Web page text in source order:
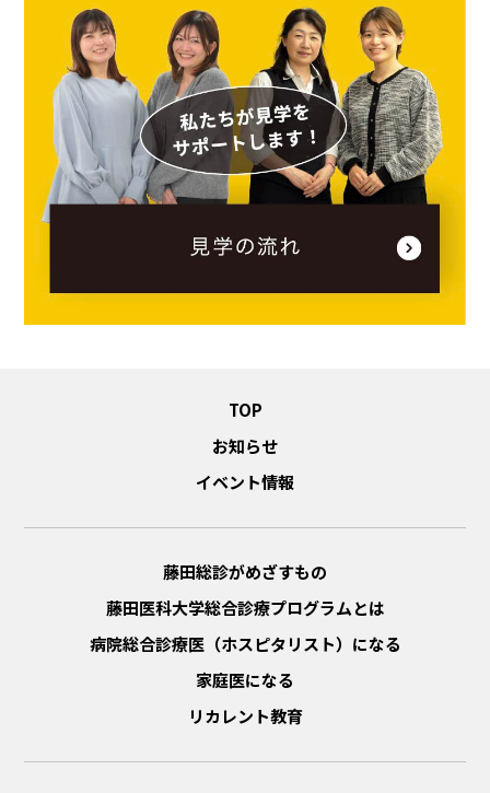
TOP
お知らせ
イベント情報
藤田総診がめざすもの
藤田医科大学総合診療プログラムとは
病院総合診療医（ホスピタリスト）になる
家庭医になる
リカレント教育